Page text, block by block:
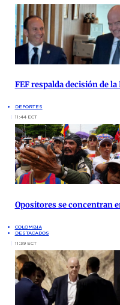
FEF respalda decisión de
DEPORTES
11:44 ECT
Opositores se concentran
COLOMBIA
DESTACADOS
11:39 ECT